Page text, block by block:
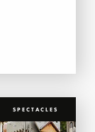
SPECTACLES